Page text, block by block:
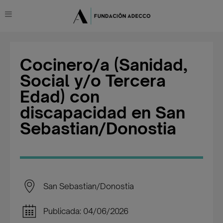
Cocinero/a (Sanidad,
Social y/o Tercera
Edad) con
discapacidad en San
Sebastian/Donostia
San Sebastian/Donostia
Publicada: 04/06/2026